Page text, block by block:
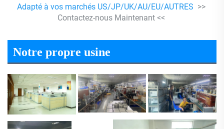
Adapté à vos marchés US/JP/UK/AU/EU/AUTRES >>
Contactez-nous Maintenant <<
Notre propre usine